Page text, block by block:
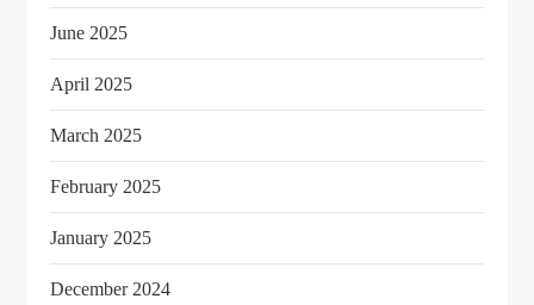
June 2025
April 2025
March 2025
February 2025
January 2025
December 2024